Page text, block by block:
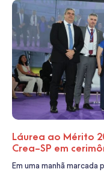
Láurea ao Mérito
Crea-SP em
Em uma manhã